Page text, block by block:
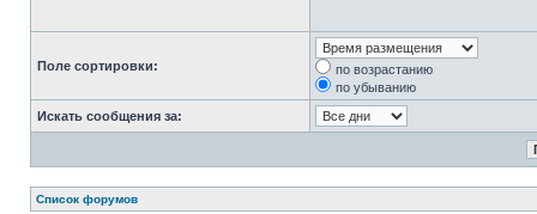
Поле сортировки:
по возрастанию
по убыванию
Искать сообщения за:
Список форумов